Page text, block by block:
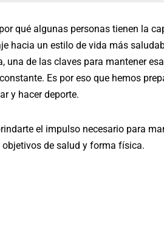
qué algunas personas tienen la
hacia un estilo de vida más
una de las claves para mantener
Es por eso que hemos
y hacer deporte.
el impulso necesario para
de salud y forma física.